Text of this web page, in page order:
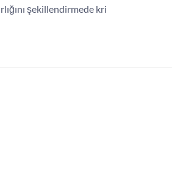
şekillendirmede kri